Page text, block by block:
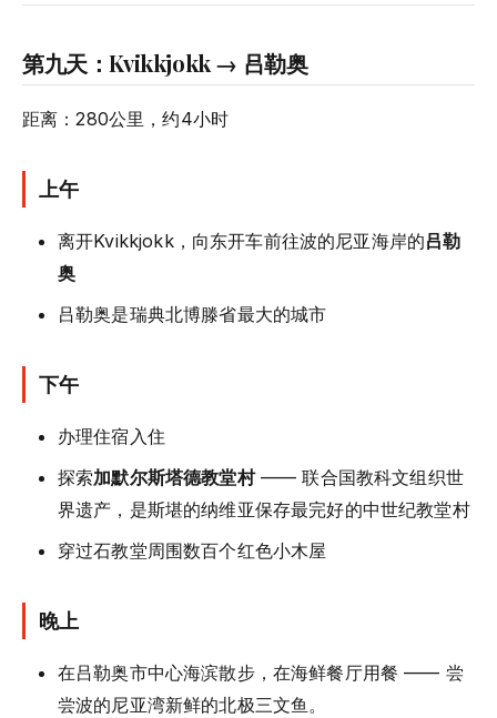
第九天：Kvikkjokk → 吕勒奥
距离：280公里，约4小时
上午
离开Kvikkjokk，向东开车前往波的尼亚海岸的吕勒
奥
吕勒奥是瑞典北博滕省最大的城市
下午
办理住宿入住
探索加默尔斯塔德教堂村—— 联合国教科文组织世
界遗产，是斯堪的纳维亚保存最完好的中世纪教堂村
穿过石教堂周围数百个红色小木屋
晚上
在吕勒奥市中心海滨散步，在海鲜餐厅用餐 —— 尝
尝波的尼亚湾新鲜的北极三文鱼。